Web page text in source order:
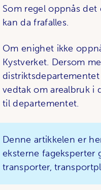
Som regel oppnås
kan da frafalles.
Om enighet ikke
Kystverket. Dersom
vedtak om arealbruk i
til departementet.
Denne artikkelen er
eksterne
transporter,